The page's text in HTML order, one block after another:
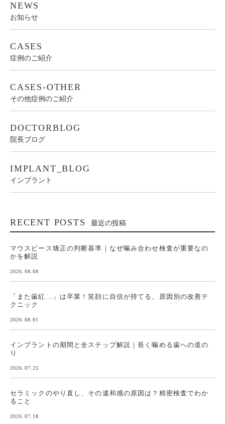
NEWS
お知らせ
CASES
症例のご紹介
CASES-OTHER
その他症例のご紹介
DOCTORBLOG
院長ブログ
IMPLANT_BLOG
インプラント
RECENT POSTS 最近の投稿
マウスピース矯正の判断基準｜なぜ噛み合わせ検査が重要なの
かを解説
2026.08.08
「また歯紅…」は卒業！笑顔に自信が持てる、原因別の改善テ
クニック
2026.08.01
インプラントの期間と全ステップ解説｜長く噛める歯への道の
り
2026.07.25
セラミックのやり直し、その違和感の原因は？精密検査でわか
ること
2026.07.18